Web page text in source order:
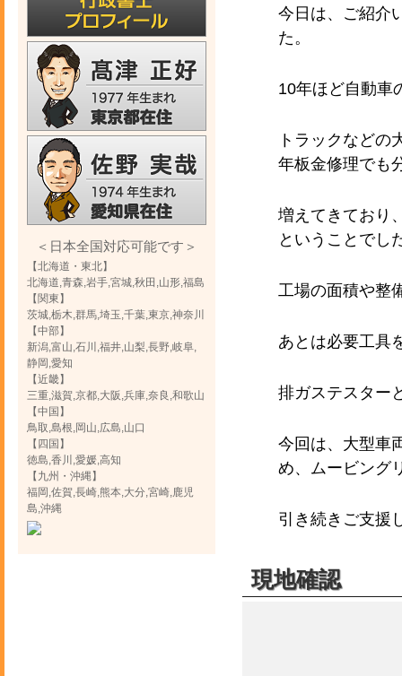
今日は、ご紹介
た。
10年ほど自動車
トラックなどの
年板金修理でも
増えてきており
ということでし
工場の面積や整
あとは必要工具
排ガステスター
今回は、大型車
め、ムービング
引き続きご支援
現地確認
＜日本全国対応可能です＞
【北海道・東北】
北海道,青森,岩手,宮城,秋田,山形,福島
【関東】
茨城,栃木,群馬,埼玉,千葉,東京,神奈川
【中部】
新潟,富山,石川,福井,山梨,長野,岐阜,
静岡,愛知
【近畿】
三重,滋賀,京都,大阪,兵庫,奈良,和歌山
【中国】
鳥取,島根,岡山,広島,山口
【四国】
徳島,香川,愛媛,高知
【九州・沖縄】
福岡,佐賀,長崎,熊本,大分,宮崎,鹿児
島,沖縄